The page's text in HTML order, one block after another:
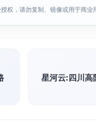
权，请勿复制、镜像或用于商业
星河云:四川高